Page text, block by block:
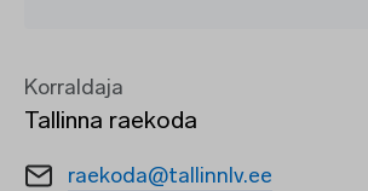
Korraldaja
Tallinna raekoda
raekoda@tallinnlv.ee